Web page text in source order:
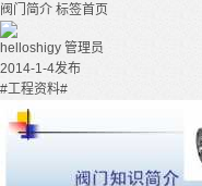
阀门简介 标签首页
helloshigy 管理员
2014-1-4发布
#工程资料#